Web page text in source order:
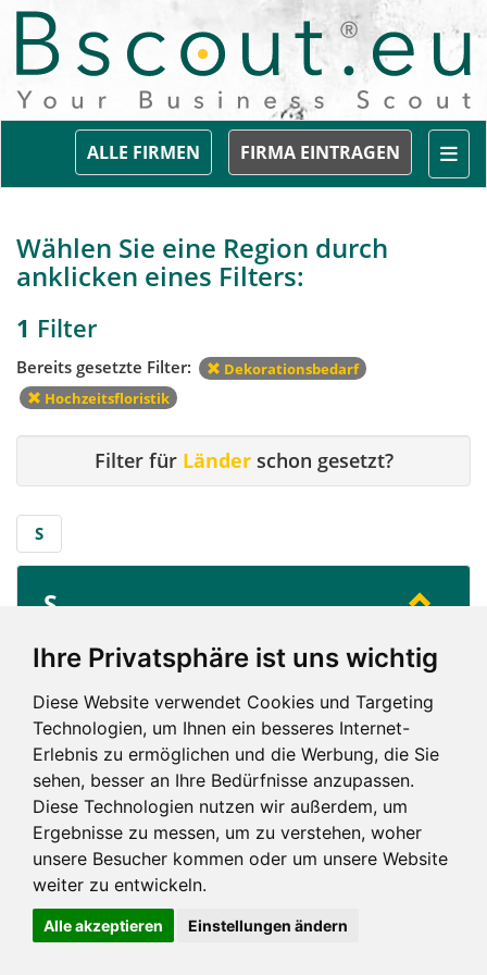
Ihre Privatsphäre ist uns wichtig
Diese Website verwendet Cookies und Targeting
Technologien, um Ihnen ein besseres Internet-
Erlebnis zu ermöglichen und die Werbung, die Sie
sehen, besser an Ihre Bedürfnisse anzupassen.
Diese Technologien nutzen wir außerdem, um
Ergebnisse zu messen, um zu verstehen, woher
unsere Besucher kommen oder um unsere Website
weiter zu entwickeln.
Alle akzeptieren Einstellungen ändern
FIRMA EINTRAGEN
ALLE FIRMEN
Wählen Sie eine Region durch
anklicken eines Filters:
1 Filter
Bereits gesetzte Filter:
Dekorationsbedarf
Hochzeitsfloristik
Filter für Länderschon gesetzt?
S
S...
S
Impressum und mehr